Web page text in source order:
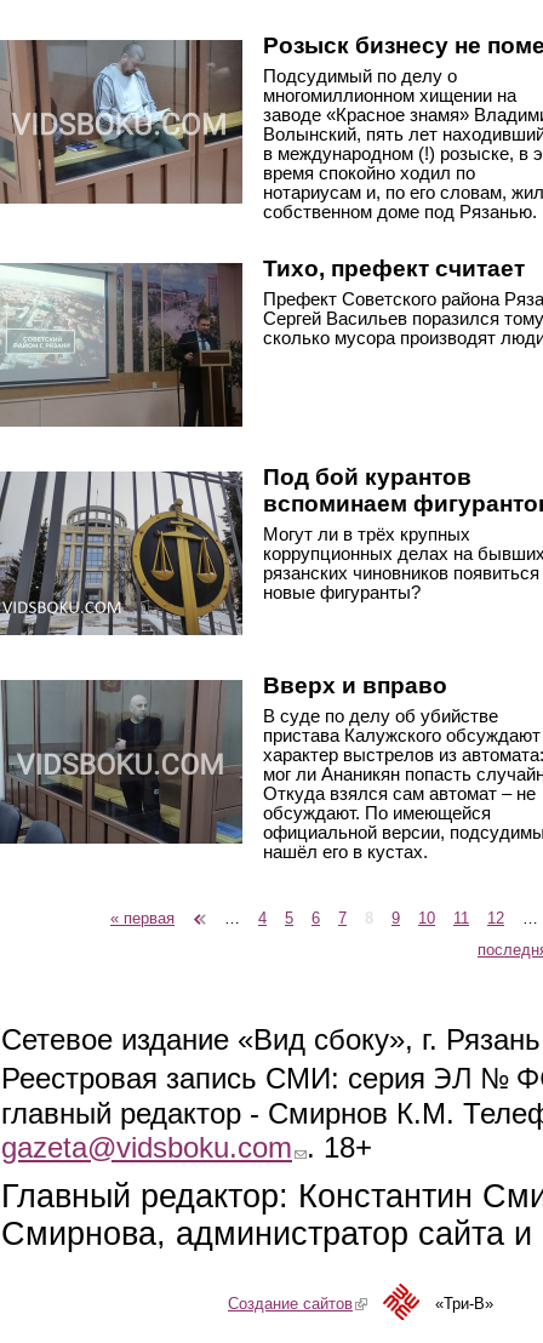
Розыск бизнесу не
Подсудимый по делу о
многомиллионном хищении на
заводе «Красное знамя»
Волынский, пять лет
в международном (!) розыске, в
время спокойно ходил по
нотариусам и, по его словам,
собственном доме под Рязанью.
Тихо, префект считает
Префект Советского района
Сергей Васильев поразился
сколько мусора производят
Под бой курантов
вспоминаем
Могут ли в трёх крупных
коррупционных делах на
рязанских чиновников появиться
новые фигуранты?
Вверх и вправо
В суде по делу об убийстве
пристава Калужского обсуждают
характер выстрелов из автомата:
мог ли Ананикян попасть
Откуда взялся сам автомат – не
обсуждают. По имеющейся
официальной версии,
нашёл его в кустах.
« первая … 4 5 6 7 8 9 10 11 12
…
Сетевое издание «Вид сбоку», г.
Реестровая запись СМИ: серия ЭЛ №
главный редактор - Смирнов К.М.
gazeta@vidsboku.com (link sends e-mail)
. 18+
Главный редактор: Константин
Смирнова, администратор сайта
Создание сайтов(link is external)«Три-В»